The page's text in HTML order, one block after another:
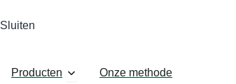
Sluiten
Producten Onze methode